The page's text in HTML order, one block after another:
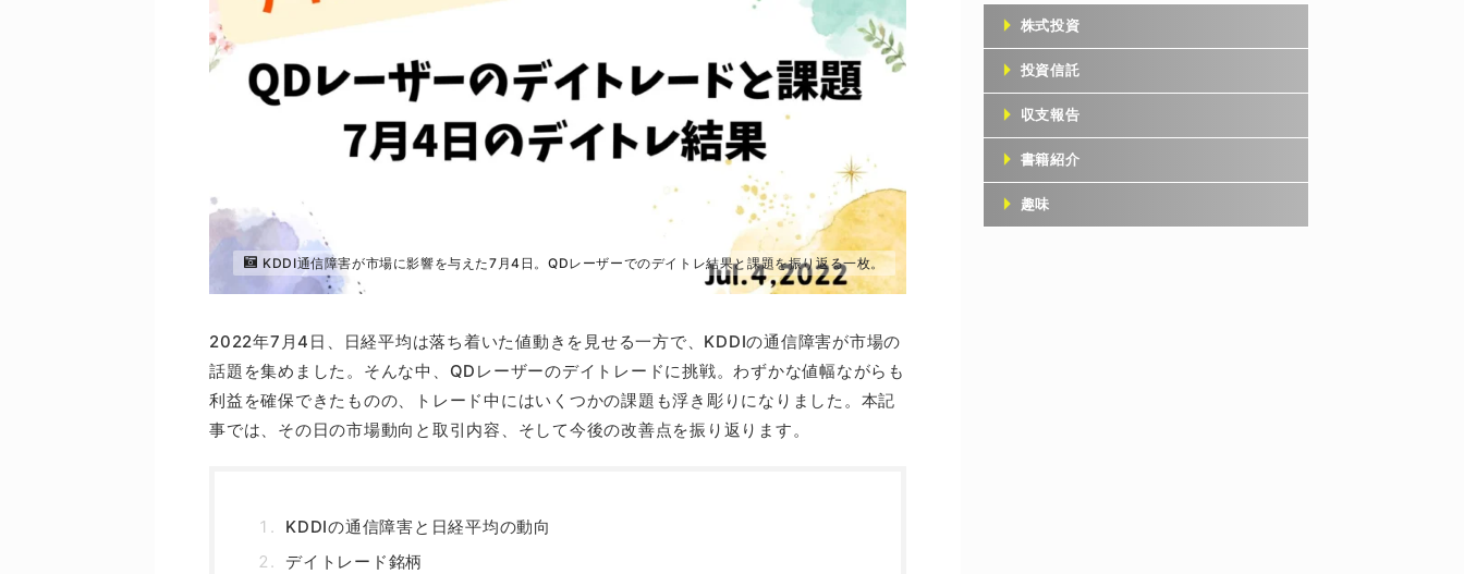
KDDI通信障害が市場に影響を与えた7月4日。QDレーザーでのデイトレ結果と課題を振り返る一枚。
2022年7月4日、日経平均は落ち着いた値動きを見せる一方で、KDDIの通信障害が市場の
話題を集めました。そんな中、QDレーザーのデイトレードに挑戦。わずかな値幅ながらも
利益を確保できたものの、トレード中にはいくつかの課題も浮き彫りになりました。本記
事では、その日の市場動向と取引内容、そして今後の改善点を振り返ります。
KDDIの通信障害と日経平均の動向
デイトレード銘柄
株式投資
投資信託
収支報告
書籍紹介
趣味